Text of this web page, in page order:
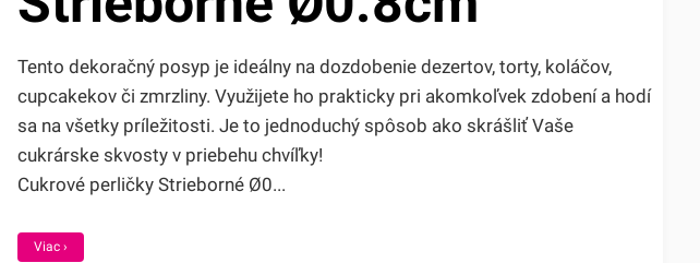
Tento dekoračný posyp je ideálny na dozdobenie dezertov, torty, koláčov,
cupcakekov či zmrzliny. Využijete ho prakticky pri akomkoľvek zdobení a hodí
sa na všetky príležitosti. Je to jednoduchý spôsob ako skrášliť Vaše
cukrárske skvosty v priebehu chvíľky!
Cukrové perličky Strieborné Ø0...
Viac ›